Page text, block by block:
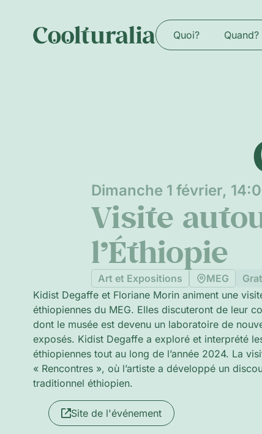
Quoi? Quand?
Dimanche 1 février,
Visite
l’Éthiopie
Art et Expositions MEG
Kidist Degaffe et Floriane Morin animent une
éthiopiennes du MEG. Elles discuteront de leur
dont le musée est devenu un laboratoire de
exposés. Kidist Degaffe a exploré et interprété
éthiopiennes tout au long de l’année 2024. La
« Rencontres », où l’artiste a développé un
traditionnel éthiopien.
Site de l'événement